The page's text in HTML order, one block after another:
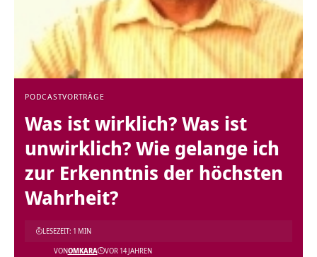
PODCASTVORTRÄGE
Was ist wirklich? Was ist
unwirklich? Wie gelange ich
zur Erkenntnis der höchsten
Wahrheit?
VONOMKARA VOR 14 JAHREN
LESEZEIT: 1 MIN